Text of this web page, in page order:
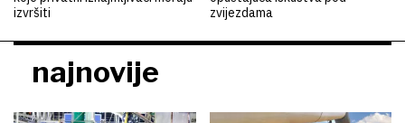
izvršiti
zvijezdama
najnovije